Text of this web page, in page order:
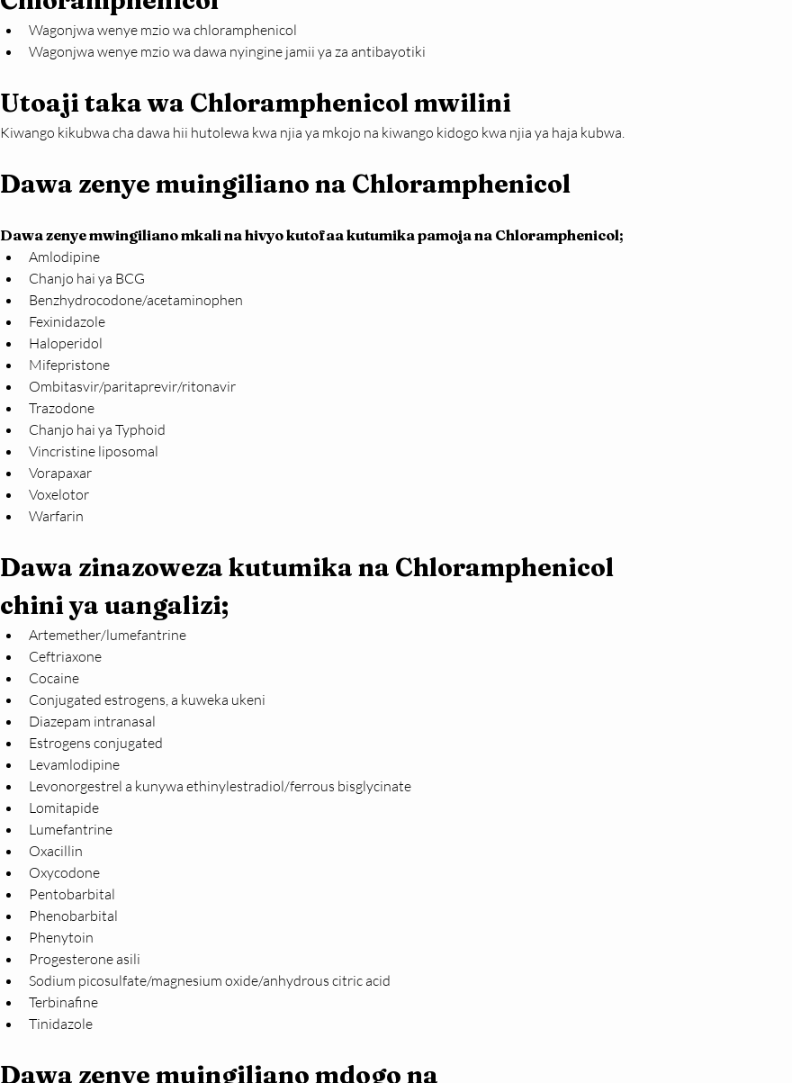
Wagonjwa wenye mzio wa chloramphenicol
Wagonjwa wenye mzio wa dawa nyingine jamii ya za antibayotiki
Utoaji taka wa Chloramphenicol mwilini
Kiwango kikubwa cha dawa hii hutolewa kwa njia ya mkojo na kiwango kidogo kwa njia ya haja kubwa.
Dawa zenye muingiliano na Chloramphenicol
Dawa zenye mwingiliano mkali na hivyo kutofaa kutumika pamoja na Chloramphenicol;
Amlodipine
Chanjo hai ya BCG
Benzhydrocodone/acetaminophen
Fexinidazole
Haloperidol
Mifepristone
Ombitasvir/paritaprevir/ritonavir
Trazodone
Chanjo hai ya Typhoid
Vincristine liposomal
Vorapaxar
Voxelotor
Warfarin
Dawa zinazoweza kutumika na Chloramphenicol
chini ya uangalizi;
Artemether/lumefantrine
Ceftriaxone
Cocaine
Conjugated estrogens, a kuweka ukeni
Diazepam intranasal
Estrogens conjugated
Levamlodipine
Levonorgestrel a kunywa ethinylestradiol/ferrous bisglycinate
Lomitapide
Lumefantrine
Oxacillin
Oxycodone
Pentobarbital
Phenobarbital
Phenytoin
Progesterone asili
Sodium picosulfate/magnesium oxide/anhydrous citric acid
Terbinafine
Tinidazole
Dawa zenye muingiliano mdogo na